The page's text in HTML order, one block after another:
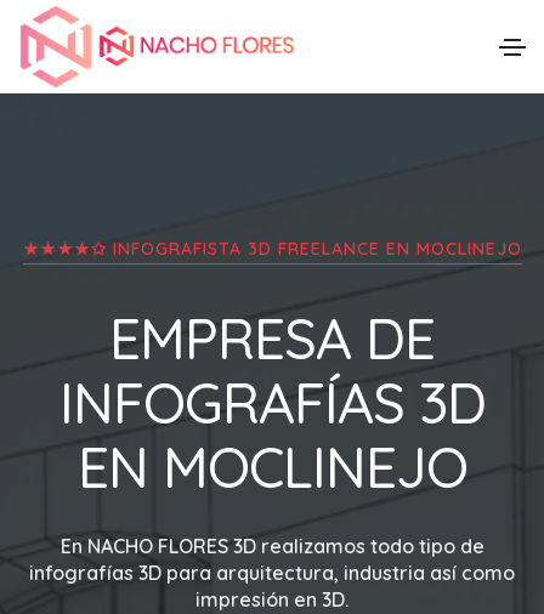
★★★★✩ INFOGRAFISTA 3D FREELANCE EN MOCLINEJO
EMPRESA DE
INFOGRAFÍAS 3D
EN MOCLINEJO
En NACHO FLORES 3Drealizamos todo tipo de
infografías 3D para arquitectura, industria así como
impresión en 3D.